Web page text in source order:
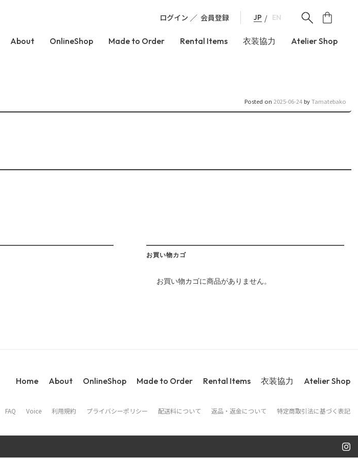
ログイン 会員登録 JP EN
About OnlineShop Made to Order Rental Items 衣装協力 Atelier Shop
Posted on 2025-06-24byTamatebako
お買い物カゴ
お買い物カゴに商品がありません。
Home About OnlineShop Made to Order Rental Items 衣装協力 Atelier Shop
FAQ Voice 利用規約 プライバシーポリシー 配送料について 返品・返金について 特定商取引法に基づく表記